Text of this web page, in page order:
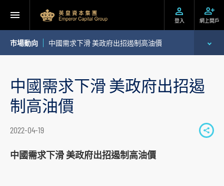
登入 網上開戶
市場動向 中國需求下滑 美政府出招遏制高油價
個股推介
中國需求下滑 美政府出招遏
制高油價
2022-04-19
S
中國需求下滑 美政府出招遏制高油價